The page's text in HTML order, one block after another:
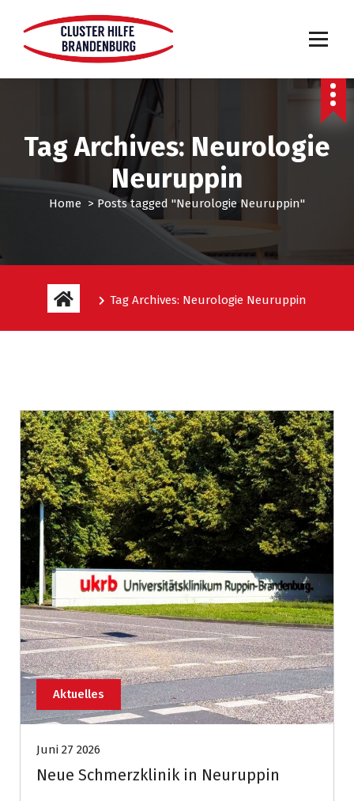
Tag Archives: Neurologie
Neuruppin
Home > Posts tagged "Neurologie Neuruppin"
Tag Archives: Neurologie Neuruppin
Aktuelles
Juni 27 2026
Neue Schmerzklinik in Neuruppin